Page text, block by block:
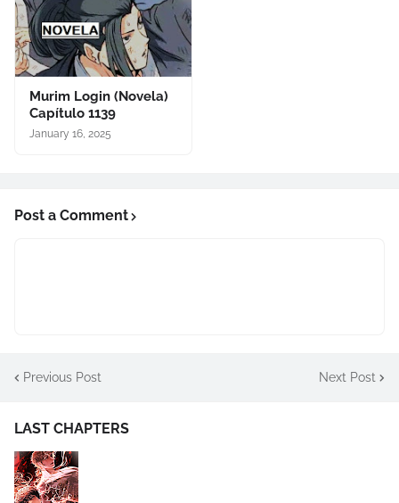
Murim Login (Novela)
Capítulo 1139
January 16, 2025
Post a Comment
Previous Post Next Post
LAST CHAPTERS